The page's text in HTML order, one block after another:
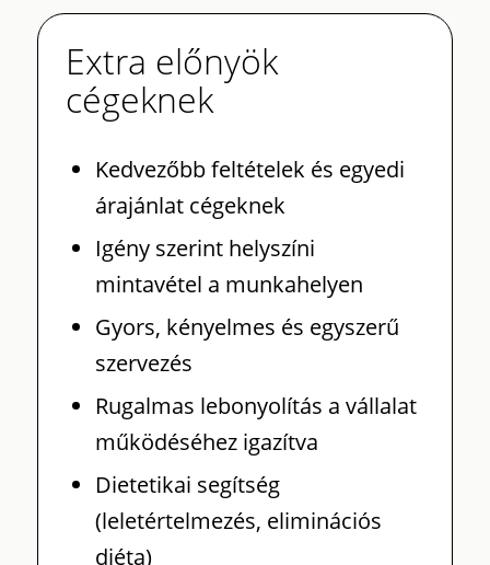
Extra előnyök
cégeknek
Kedvezőbb feltételek és egyedi
árajánlat cégeknek
Igény szerint helyszíni
mintavétel a munkahelyen
Gyors, kényelmes és egyszerű
szervezés
Rugalmas lebonyolítás a vállalat
működéséhez igazítva
Dietetikai segítség
(leletértelmezés, eliminációs
diéta)